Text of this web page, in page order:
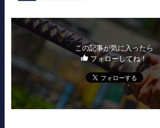
この記事が気に入ったら
フォローしてね！